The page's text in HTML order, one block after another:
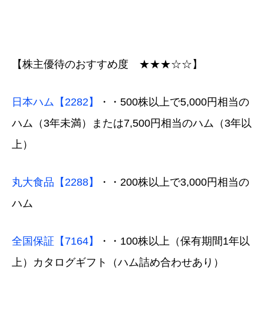
【株主優待のおすすめ度 ★★★☆☆】
日本ハム【2282】
・・500株以上で5,000円相当の
ハム（3年未満）または7,500円相当のハム（3年以
上）
丸大食品【2288】
・・200株以上で3,000円相当の
ハム
全国保証【7164】
・・100株以上（保有期間1年以
上）カタログギフト（ハム詰め合わせあり）